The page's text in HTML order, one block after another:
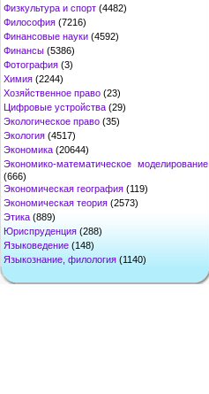
Физкультура и спорт (4482)
Философия (7216)
Финансовые науки (4592)
Финансы (5386)
Фотография (3)
Химия (2244)
Хозяйственное право (23)
Цифровые устройства (29)
Экологическое право (35)
Экология (4517)
Экономика (20644)
Экономико-математическое моделирование
(666)
Экономическая география (119)
Экономическая теория (2573)
Этика (889)
Юриспруденция (288)
Языковедение (148)
Языкознание, филология (1140)